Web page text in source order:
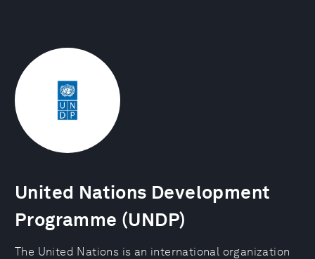
United Nations Development
Programme (UNDP)
The United Nations is an international organization